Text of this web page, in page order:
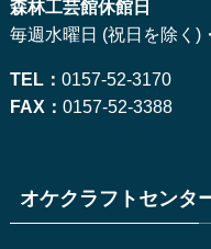
森林工芸館休館日
毎週水曜日 (祝日を除く)
TEL： 0157-52-3170
FAX： 0157-52-3388
オケクラフトセンタ